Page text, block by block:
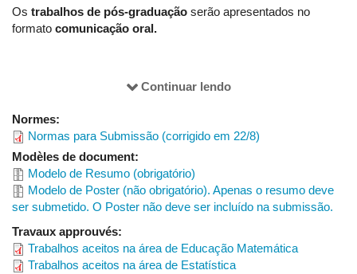
Marisa de Souza Costa
COMITÊ CIENTÍFICO
César Guilherme de Almeida (FAMAT-UFU)
Douglas Marin (FAMAT-UFU)
Fabiana Fiorezi de Marco (FAMAT-UFU)
Fernando da Costa Barbosa (UFG)
Fernando Rodrigo Rafaeli (FAMAT-UFU)
Homero Ghioti da Silva (FACIP-UFU)
Lígia Laís Fêmina (FAMAT-UFU)
Os trabalhos de pós-graduação serão apresentados no
formato comunicação oral.
Continuar lendo
Normes:
Normas para Submissão (corrigido em 22/8)
Modèles de document:
Modelo de Resumo (obrigatório)
Modelo de Poster (não obrigatório). Apenas o resumo deve
ser submetido. O Poster não deve ser incluído na submissão.
Travaux approuvés:
Trabalhos aceitos na área de Educação Matemática
Trabalhos aceitos na área de Estatística